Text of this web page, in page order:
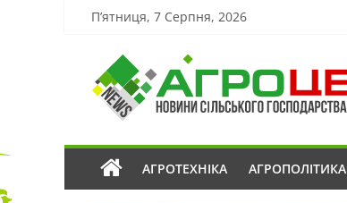
П’ятниця, 7 Серпня, 2026
АГРОТЕХНІКА АГРОПОЛІТИКА